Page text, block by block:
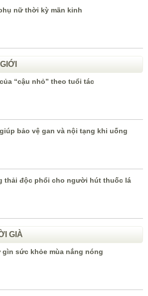
nữ thời kỳ mãn kinh
“cậu nhỏ” theo tuổi tác
bảo vệ gan và nội tạng khi uống
thải độc phổi cho người hút thuốc lá
GIÀ
sức khỏe mùa nắng nóng